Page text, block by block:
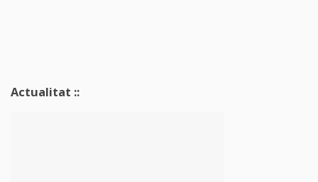
Actualitat ::